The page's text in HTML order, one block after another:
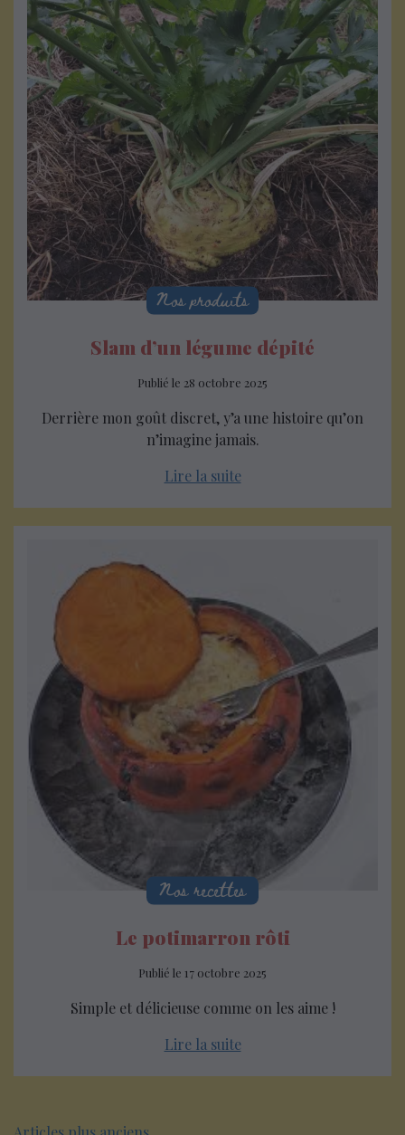
Nos produits
Slam d’un légume dépité
Publié le 28 octobre 2025
Derrière mon goût discret, y’a une histoire qu’on
n’imagine jamais.
Lire la suite
Nos recettes
Le potimarron rôti
Publié le 17 octobre 2025
Simple et délicieuse comme on les aime !
Lire la suite